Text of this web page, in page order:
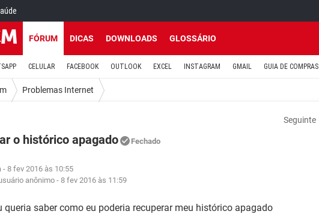
FÓRUM DICAS DOWNLOADS GLOSSÁRIO
CELULAR FACEBOOK OUTLOOK EXCEL INSTAGRAM GMAIL GUIA DE COMPRAS
Problemas Internet
Seguinte
o histórico apagado Fechado
- 8 fev 2016 às 10:55
anônimo - 8 fev 2016 às 11:59
queria saber como eu poderia recuperar meu histórico apagado